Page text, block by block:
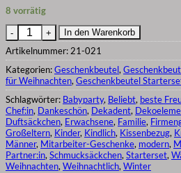
8 vorrätig
Geschenkverpackung für
In den Warenkorb
Artikelnummer:21-021
Kategorien:Geschenkbeutel,
für Weihnachten,Geschenkbeutel
Schlagwörter: Babyparty, Beliebt, beste
Chef:in, Dankeschön, Dekadent,
Duftsäckchen, Erwachsene, Familie,
Großeltern, Kinder, Kindlich, Kissenbezug,
Männer, Mitarbeiter-Geschenke, modern,
Partner:in,Schmucksäckchen,Starterset,
Weihnachten,Weihnachtlich,Winter